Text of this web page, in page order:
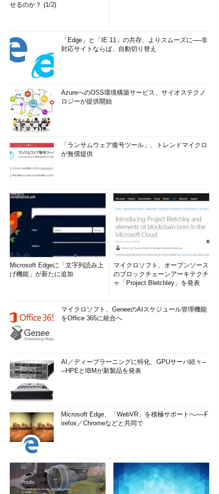
せるのか？ (1/2)
「Edge」と「IE 11」の共存、よりスムーズに──非
対応サイトならば、自動切り替え
AzureへのOSS環境構築サービス、サイオステクノ
ロジーが提供開始
「ランサムウェア復号ツール」、トレンドマイクロ
が無償提供
Microsoft Edgeに「文字列読み上
げ機能」が新たに追加
マイクロソフト、オープンソース
のブロックチェーンアーキテクチ
ャ「Project Bletchley」を発表
マイクロソフト、GeneeのAIスケジュール管理機能
をOffice 365に統合へ
AI／ディープラーニングに特化、GPUサーバ続々─
─HPEとIBMが新製品を発表
Microsoft Edge、「WebVR」を積極サポートへ──F
irefox／Chromeなどと共同で